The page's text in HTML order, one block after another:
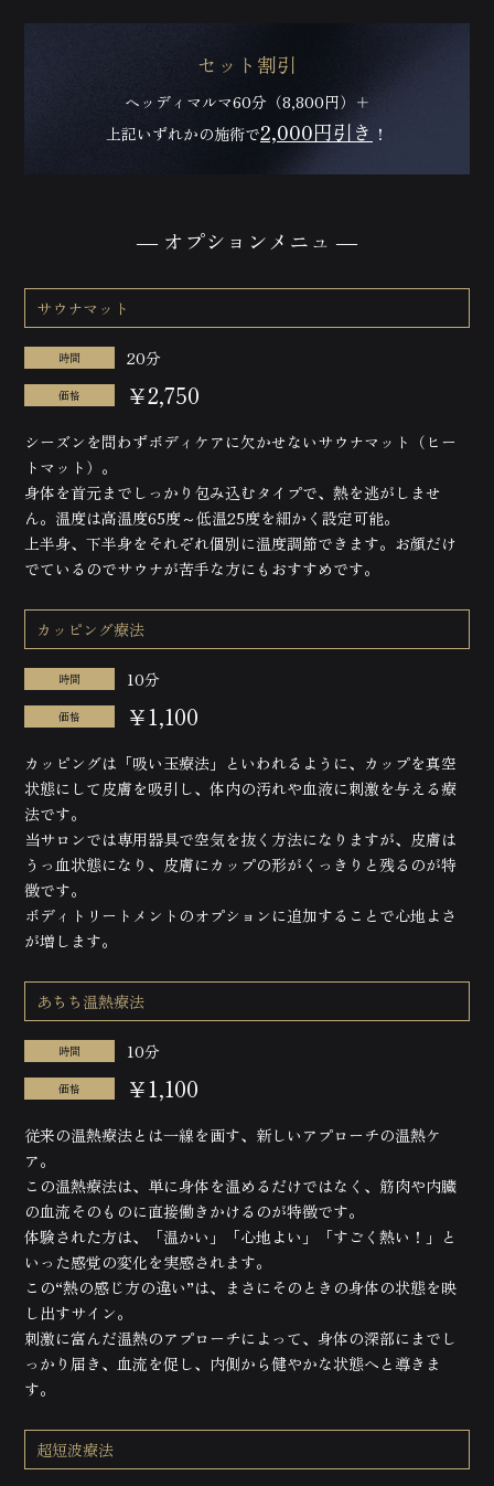
セット割引
ヘッディマルマ60分（8,800円）＋
上記いずれかの施術で2,000円引き ！
― オプションメニュ ―
サウナマット
時間 20分
価格 ￥2,750
シーズンを問わずボディケアに欠かせないサウナマット（ヒー
トマット）。
身体を首元までしっかり包み込むタイプで、熱を逃がしませ
ん。温度は高温度65度～低温25度を細かく設定可能。
上半身、下半身をそれぞれ個別に温度調節できます。お顔だけ
でているのでサウナが苦手な方にもおすすめです。
カッピング療法
時間 10分
価格 ￥1,100
カッピングは「吸い玉療法」といわれるように、カップを真空
状態にして皮膚を吸引し、体内の汚れや血液に刺激を与える療
法です。
当サロンでは専用器具で空気を抜く方法になりますが、皮膚は
うっ血状態になり、皮膚にカップの形がくっきりと残るのが特
徴です。
ボディトリートメントのオプションに追加することで心地よさ
が増します。
あちち温熱療法
時間 10分
価格 ￥1,100
従来の温熱療法とは一線を画す、新しいアプローチの温熱ケ
ア。
この温熱療法は、単に身体を温めるだけではなく、筋肉や内臓
の血流そのものに直接働きかけるのが特徴です。
体験された方は、「温かい」「心地よい」「すごく熱い！」と
いった感覚の変化を実感されます。
この“熱の感じ方の違い”は、まさにそのときの身体の状態を映
し出すサイン。
刺激に富んだ温熱のアプローチによって、身体の深部にまでし
っかり届き、血流を促し、内側から健やかな状態へと導きま
す。
超短波療法